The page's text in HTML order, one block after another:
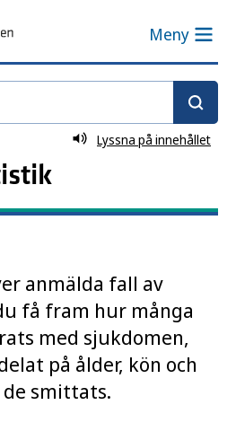
Meny
Lyssna på innehållet
anmälda fall av
få fram hur många
med sjukdomen,
på ålder, kön och
smittats.